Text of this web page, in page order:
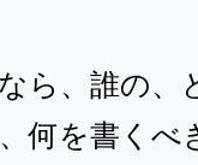
ら、誰の、
何を書くべ